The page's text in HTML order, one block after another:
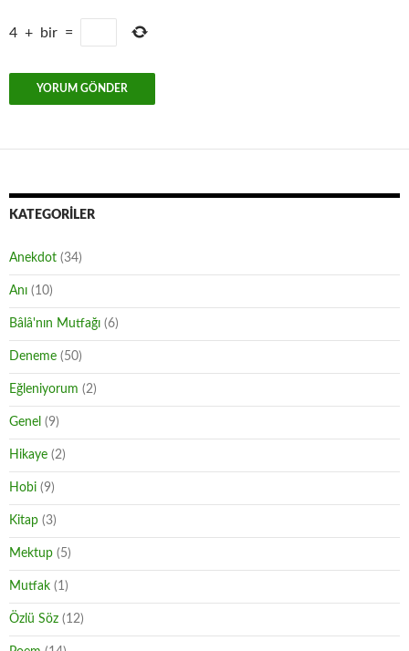
4 + bir =
KATEGORILER
Anekdot (34)
Anı (10)
Bâlâ'nın Mutfağı (6)
Deneme (50)
Eğleniyorum (2)
Genel (9)
Hikaye (2)
Hobi (9)
Kitap (3)
Mektup (5)
Mutfak (1)
Özlü Söz (12)